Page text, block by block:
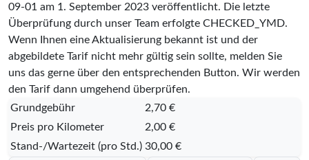
09-01 am 1. September 2023 veröffentlicht. Die letzte
Überprüfung durch unser Team erfolgte CHECKED_YMD.
Wenn Ihnen eine Aktualisierung bekannt ist und der
abgebildete Tarif nicht mehr gültig sein sollte, melden Sie
uns das gerne über den entsprechenden Button. Wir werden
den Tarif dann umgehend überprüfen.
Grundgebühr
2,70 €
Preis pro Kilometer
2,00 €
Stand-/Wartezeit (pro Std.) 30,00 €